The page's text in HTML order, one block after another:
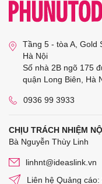
Tầng 5 - tòa A, Gold
Hà Nội
Số nhà 2B ngõ 175
quận Long Biên, Hà
0936 99 3933
CHỊU TRÁCH NHIỆM
Bà Nguyễn Thùy Linh
linhnt@ideaslink.vn
Liên hệ Quảng